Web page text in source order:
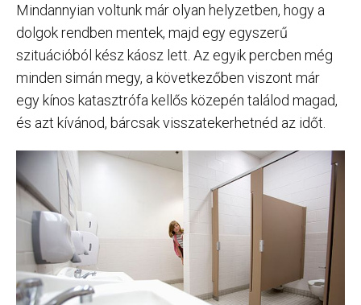
Mindannyian voltunk már olyan helyzetben, hogy a
dolgok rendben mentek, majd egy egyszerű
szituációból kész káosz lett. Az egyik percben még
minden simán megy, a következőben viszont már
egy kínos katasztrófa kellős közepén találod magad,
és azt kívánod, bárcsak visszatekerhetnéd az időt.